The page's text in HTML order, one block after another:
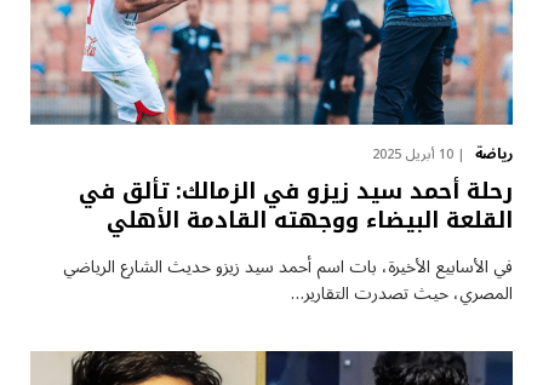
رياضة 10 أبريل 2025
رحلة أحمد سيد زيزو في الزمالك: تألق في
القلعة البيضاء ووجهته القادمة الأهلي
في الأسابيع الأخيرة، بات اسم أحمد سيد زيزو حديث الشارع الرياضي
المصري، حيث تصدرت التقارير…